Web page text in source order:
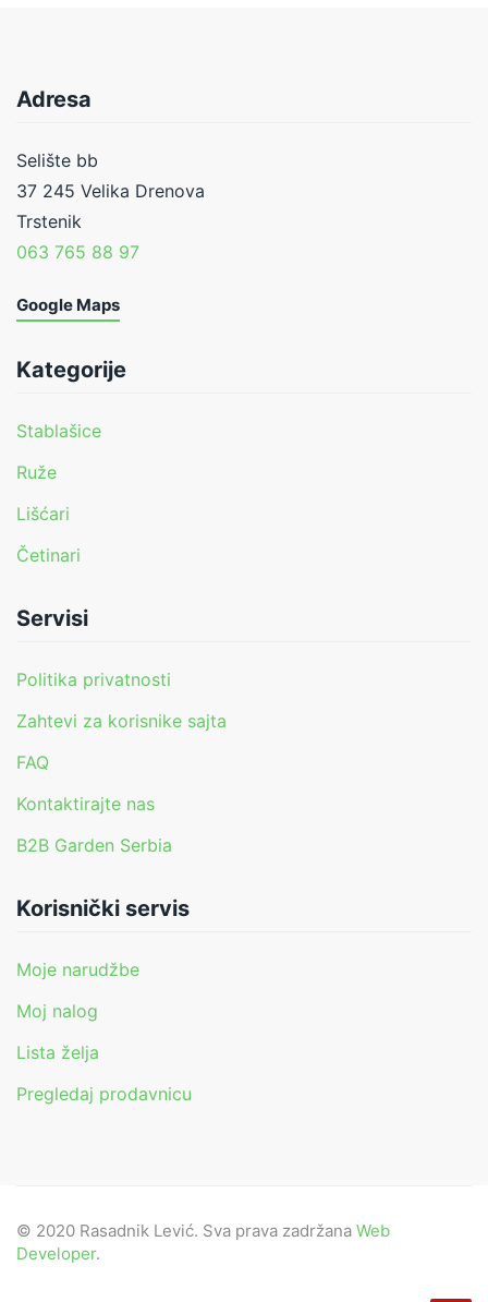
Adresa
Selište bb
37 245 Velika Drenova
Trstenik
063 765 88 97
Google Maps
Kategorije
Stablašice
Ruže
Lišćari
Četinari
Servisi
Politika privatnosti
Zahtevi za korisnike sajta
FAQ
Kontaktirajte nas
B2B Garden Serbia
Korisnički servis
Moje narudžbe
Moj nalog
Lista želja
Pregledaj prodavnicu
© 2020 Rasadnik Lević. Sva prava zadržana Web
Developer.